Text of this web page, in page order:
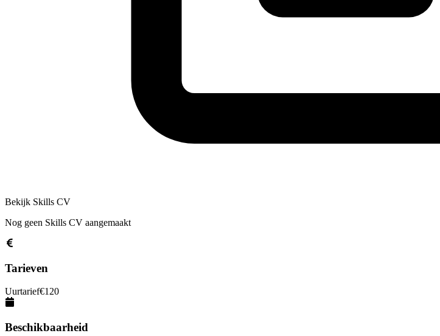
Bekijk Skills CV
Nog geen Skills CV aangemaakt
Tarieven
Uurtarief€120
Beschikbaarheid